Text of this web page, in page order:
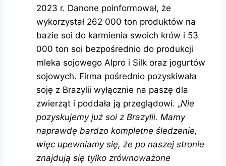
2023 r. Danone poinformował, że
wykorzystał 262 000 ton produktów na
bazie soi do karmienia swoich krów i 53
000 ton soi bezpośrednio do produkcji
mleka sojowego Alpro i Silk oraz jogurtów
sojowych. Firma pośrednio pozyskiwała
soję z Brazylii wyłącznie na paszę dla
zwierząt i poddała ją przeglądowi. „Nie
pozyskujemy już soi z Brazylii. Mamy
naprawdę bardzo kompletne śledzenie,
więc upewniamy się, że po naszej stronie
znajdują się tylko zrównoważone